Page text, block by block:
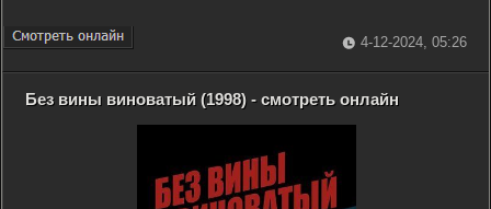
4-12-2024, 05:26
Без вины виноватый (1998) - смотреть онлайн